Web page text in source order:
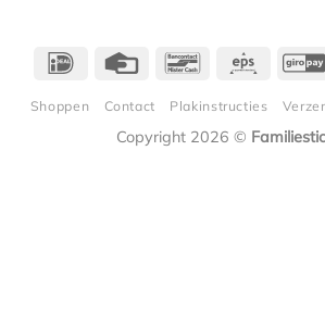
IDeal
Credit
Bancontact
Eps
Shoppen Contact Plakinstructies
Copyright 2026 ©